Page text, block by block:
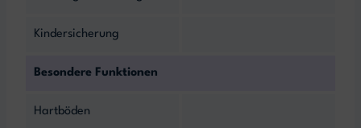
Kindersicherung
Besondere Funktionen
Hartböden